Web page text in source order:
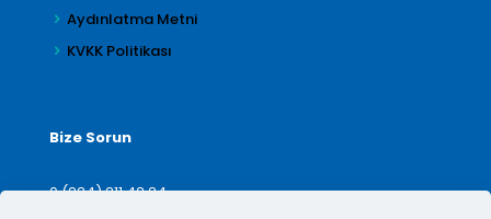
Aydınlatma Metni
KVKK Politikası
Bize Sorun
0 (224) 211 42 24